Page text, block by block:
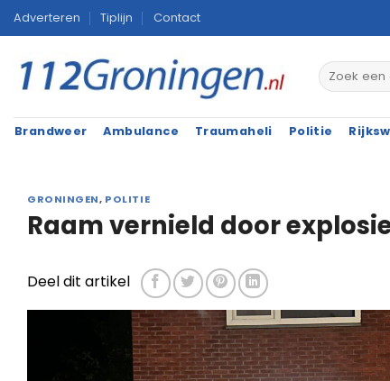
Ga
naar
inhoud
Adverteren Tiplijn Contact
Brandweer Ambulance Traumaheli Politie
GRONINGEN, POLITIE
Raam vernield door
Deel dit artikel